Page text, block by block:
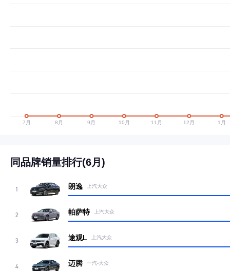
同品牌销量排行(6月)
1 朗逸 上汽大众
2 帕萨特 上汽大众
3 途观L 上汽大众
4 迈腾 一汽-大众